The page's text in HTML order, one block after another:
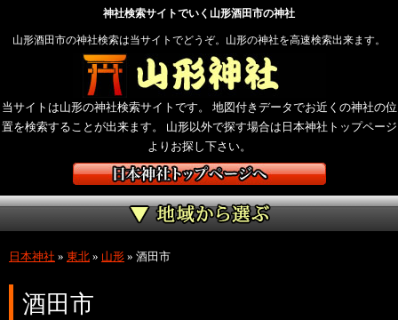
神社検索サイトでいく山形酒田市の神社
山形酒田市の神社検索は当サイトでどうぞ。山形の神社を高速検索出来ます。
当サイトは山形の神社検索サイトです。 地図付きデータでお近くの神社の位
置を検索することが出来ます。 山形以外で探す場合は日本神社トップページ
よりお探し下さい。
日本神社 » 東北 » 山形 » 酒田市
酒田市